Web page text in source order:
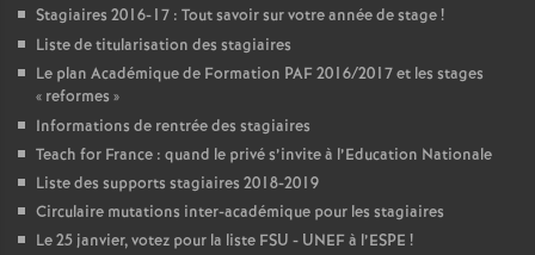
Stagiaires 2016-17 : Tout savoir sur votre année de stage!
Liste de titularisation des stagiaires
Le plan Académique de Formation PAF2016/2017 et les stages
« reformes »
Informations de rentrée des stagiaires
Teach for France : quand le privé s’invite à l’Education Nationale
Liste des supports stagiaires 2018-2019
Circulaire mutations inter-académique pour les stagiaires
Le 25 janvier, votez pour la liste FSU - UNEFà l’ESPE !